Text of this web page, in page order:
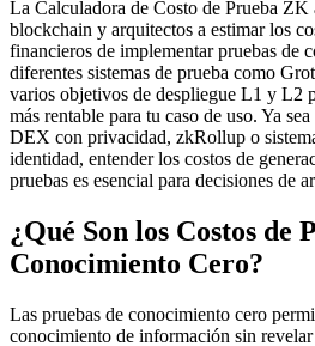
La Calculadora de Costo de Prueba ZK
blockchain y arquitectos a estimar los
financieros de implementar pruebas de
diferentes sistemas de prueba como
varios objetivos de despliegue L1 y L2
más rentable para tu caso de uso. Ya
DEX con privacidad, zkRollup o
identidad, entender los costos de
pruebas es esencial para decisiones de
¿Qué Son los Costos de
Conocimiento Cero?
Las pruebas de conocimiento cero
conocimiento de información sin